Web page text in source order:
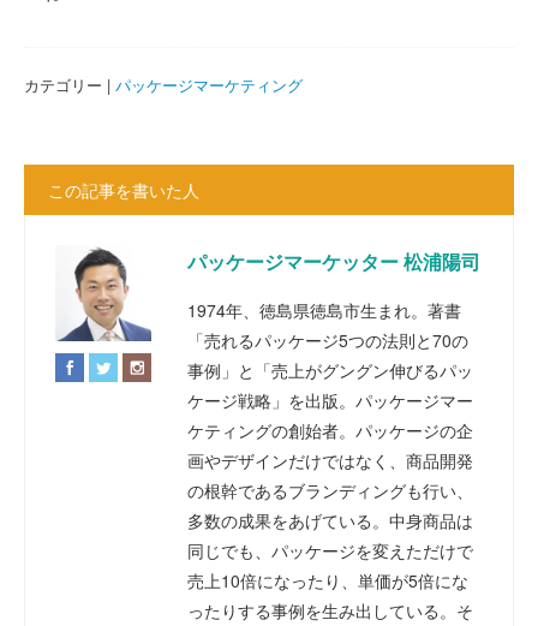
カテゴリー | パッケージマーケティング
この記事を書いた人
パッケージマーケッター 松浦陽司
1974年、徳島県徳島市生まれ。著書
「売れるパッケージ5つの法則と70の
事例」と「売上がグングン伸びるパッ
ケージ戦略」を出版。パッケージマー
ケティングの創始者。パッケージの企
画やデザインだけではなく、商品開発
の根幹であるブランディングも行い、
多数の成果をあげている。中身商品は
同じでも、パッケージを変えただけで
売上10倍になったり、単価が5倍にな
ったりする事例を生み出している。そ